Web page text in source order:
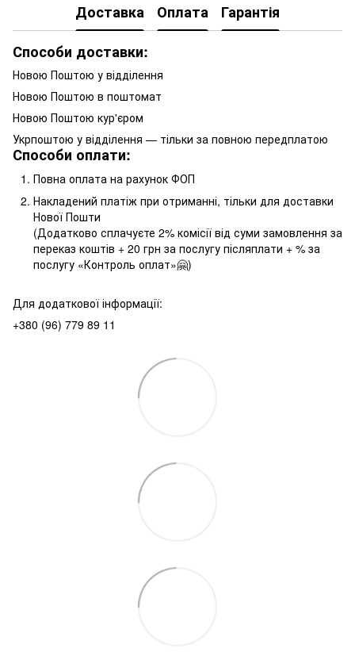
Доставка Оплата
Гарантія
Способи доставки:
Новою Поштою у відділення
Новою Поштою в поштомат
Новою Поштою кур'єром
Укрпоштою у відділення — тільки за повною передплатою
Способи оплати:
Повна оплата на рахунок ФОП
Накладений платіж при отриманні, тільки для доставки
Нової Пошти
(Додатково сплачуєте 2% комісії від суми замовлення за
переказ коштів + 20 грн за послугу післяплати + % за
послугу «Контроль оплат»🤗)
Для додаткової інформації:
+380 (96) 779 89 11